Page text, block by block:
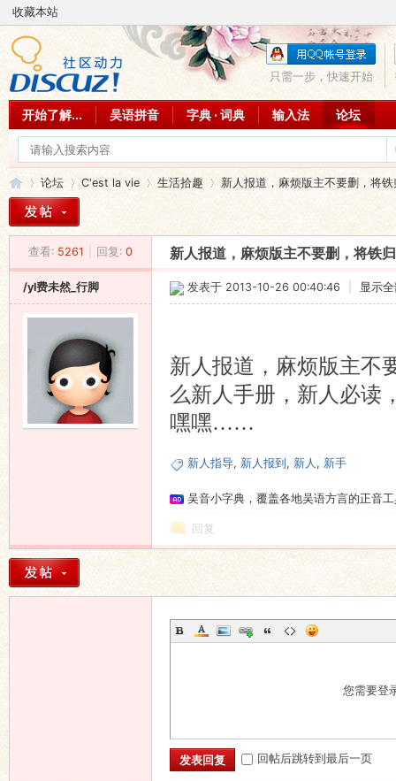
收藏本站
只需一步，快速开始
开始了解... 吴语拼音 字典 · 词典 输入法 论坛
»
论坛
›
C'est la vie 生活拾趣
›
新人报道，麻烦版主不要删，将
查看: 5261 回复: 0 新人报道，麻烦版主不要删，将铁
/yl费未然_行脚 发表于 2013-10-26 00:40:46 显示
新人报道，麻烦版主不
么新人手册，新人必
嘿嘿……
新人指导, 新人报到 , 新人 , 新手
吴音小字典，覆盖各地吴语方言的正音
回复
您需要登
发表回复 回帖后跳转到最后一页